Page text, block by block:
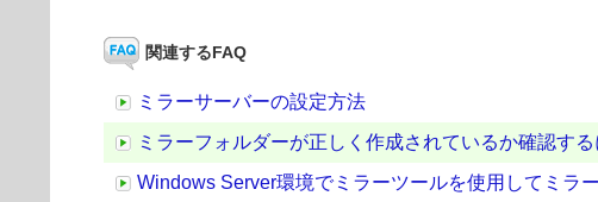
関連するFAQ
ミラーサーバーの設定方法
ミラーフォルダーが正しく作成されているか確認する
Windows Server環境でミラーツールを使用してミラ